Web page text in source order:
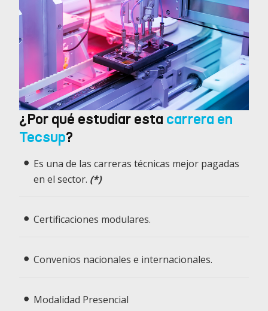
¿Por qué estudiar esta carrera en
Tecsup?
Es una de las carreras técnicas mejor pagadas
en el sector. (*)
Certificaciones modulares.
Convenios nacionales e internacionales.
Modalidad Presencial